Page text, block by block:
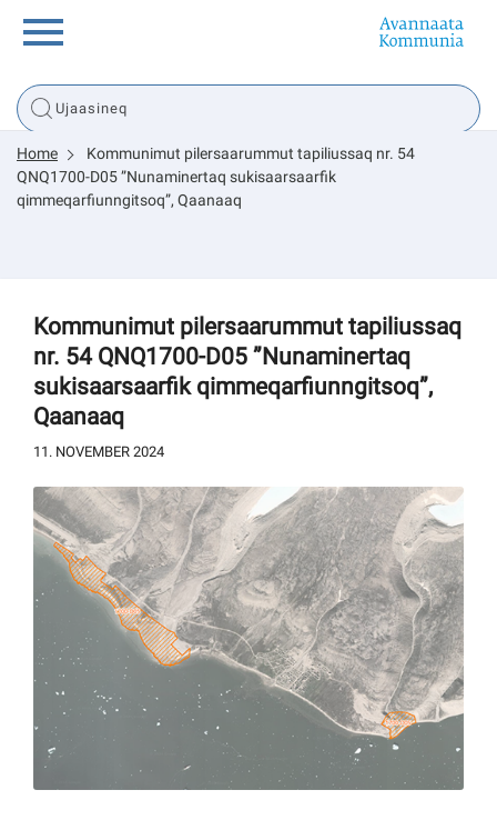
Innuttaasunut
Inuussutissarsiorneq
Tassaarsuaq
sullissivik.gl
Kommuni pillugu paasissutissat
Home
Kommunimut pilersaarummut tapiliussaq nr. 54
QNQ1700-D05 ”Nunaminertaq sukisaarsaarfik
qimmeqarfiunngitsoq”, Qaanaaq
Kommunimut pilersaarummut tapiliussaq
nr. 54 QNQ1700-D05 ”Nunaminertaq
sukisaarsaarfik qimmeqarfiunngitsoq”,
Qaanaaq
11. NOVEMBER 2024